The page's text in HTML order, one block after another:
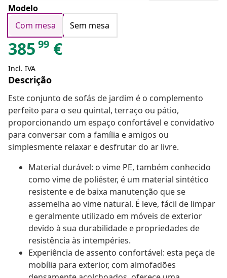
Modelo
Com mesa
Sem mesa
385 99 €
Incl. IVA
Descrição
Este conjunto de sofás de jardim é o complemento
perfeito para o seu quintal, terraço ou pátio,
proporcionando um espaço confortável e convidativo
para conversar com a família e amigos ou
simplesmente relaxar e desfrutar do ar livre.
Material durável: o vime PE, também conhecido
como vime de poliéster, é um material sintético
resistente e de baixa manutenção que se
assemelha ao vime natural. É leve, fácil de limpar
e geralmente utilizado em móveis de exterior
devido à sua durabilidade e propriedades de
resistência às intempéries.
Experiência de assento confortável: esta peça de
mobília para exterior, com almofadões